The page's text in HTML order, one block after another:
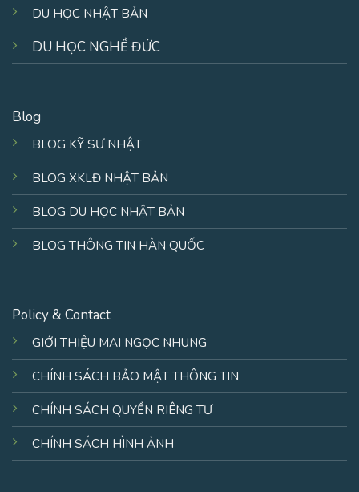
DU HỌC NHẬT BẢN
DU HỌC NGHỀ ĐỨC
Blog
BLOG KỸ SƯ NHẬT
BLOG XKLĐ NHẬT BẢN
BLOG DU HỌC NHẬT BẢN
BLOG THÔNG TIN HÀN QUỐC
Policy & Contact
GIỚI THIỆU MAI NGỌC NHUNG
CHÍNH SÁCH BẢO MẬT THÔNG TIN
CHÍNH SÁCH QUYỀN RIÊNG TƯ
CHÍNH SÁCH HÌNH ẢNH